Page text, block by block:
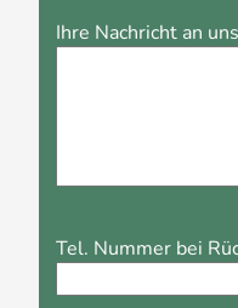
Ihre Nachricht an
leave
Tel. Nummer bei